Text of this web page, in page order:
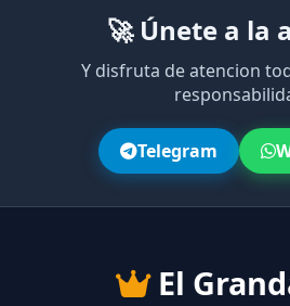
🚀 Únete a la
Y disfruta de atencion
Telegram
El